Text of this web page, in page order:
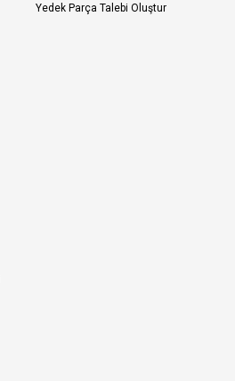
Yedek Parça Talebi Oluştur